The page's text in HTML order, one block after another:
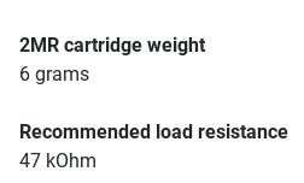
2MR cartridge weight
6 grams
Recommended load resistance
47 kOhm